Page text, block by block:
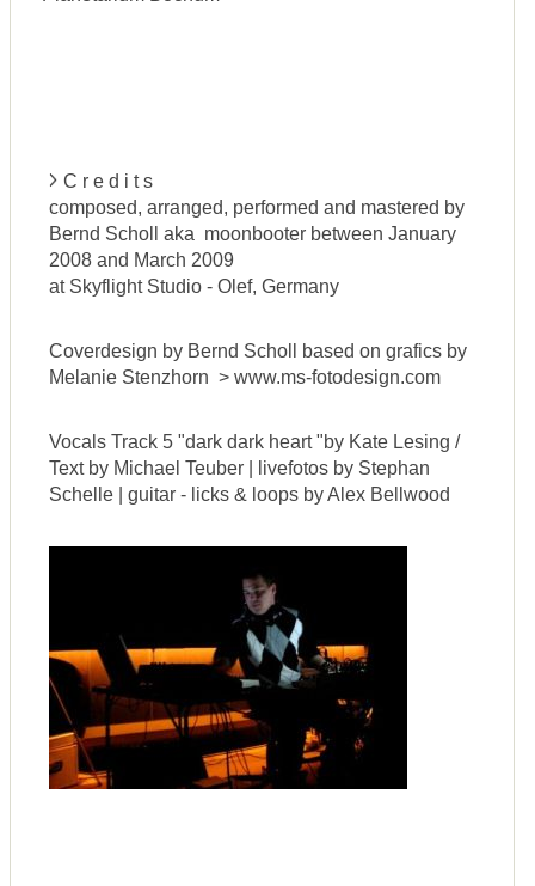
C r e d i t s
composed, arranged, performed and mastered by
Bernd Scholl aka moonbooter between January
2008 and March 2009
at Skyflight Studio - Olef, Germany
Coverdesign by Bernd Scholl based on grafics by
Melanie Stenzhorn > www.ms-fotodesign.com
Vocals Track 5 "dark dark heart "by Kate Lesing /
Text by Michael Teuber | livefotos by Stephan
Schelle | guitar - licks & loops by Alex Bellwood